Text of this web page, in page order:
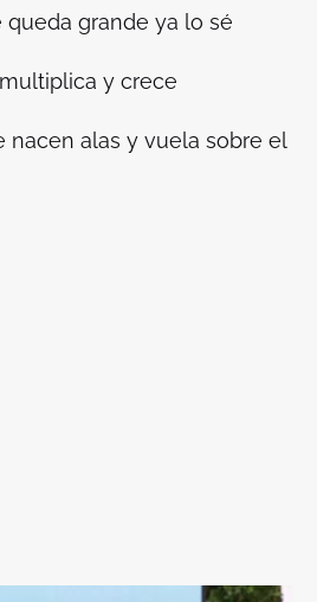
grande ya lo sé
y crece
nacen alas y vuela sobre el